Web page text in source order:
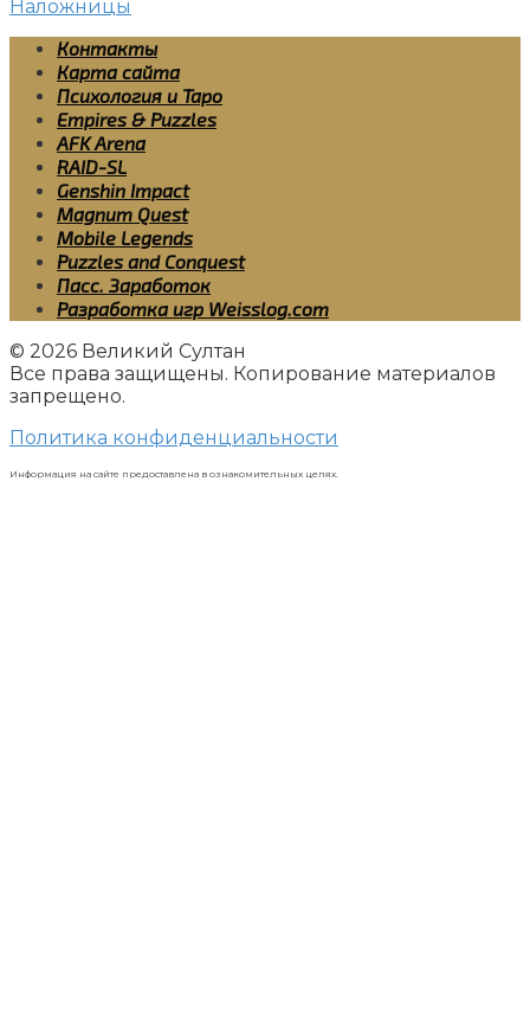
Наложницы
Контакты
Карта сайта
Психология и Таро
Empires & Puzzles
AFK Arena
RAID-SL
Genshin Impact
Magnum Quest
Mobile Legends
Puzzles and Conquest
Пасс. Заработок
Разработка игр Weisslog.com
© 2026 Великий Султан
Все права защищены. Копирование материалов
запрещено.
Политика конфиденциальности
Информация на сайте предоставлена в ознакомительных целях.